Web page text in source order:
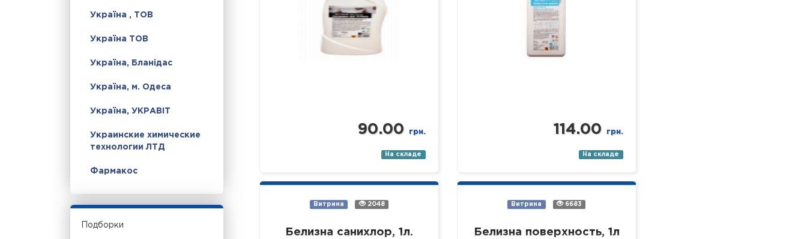
Україна , ТОВ
Україна ТОВ
Україна, Бланідас
Україна, м. Одеса
Україна, УКРАВІТ
Украинские химические
технологии ЛТД
Фармакос
Подборки
внутренних поверхностей…
90.00 грн.
На складе
114.00 грн.
На складе
Витрина 2048
Белизна санихлор, 1л.
Витрина 6683
Белизна поверхность, 1л